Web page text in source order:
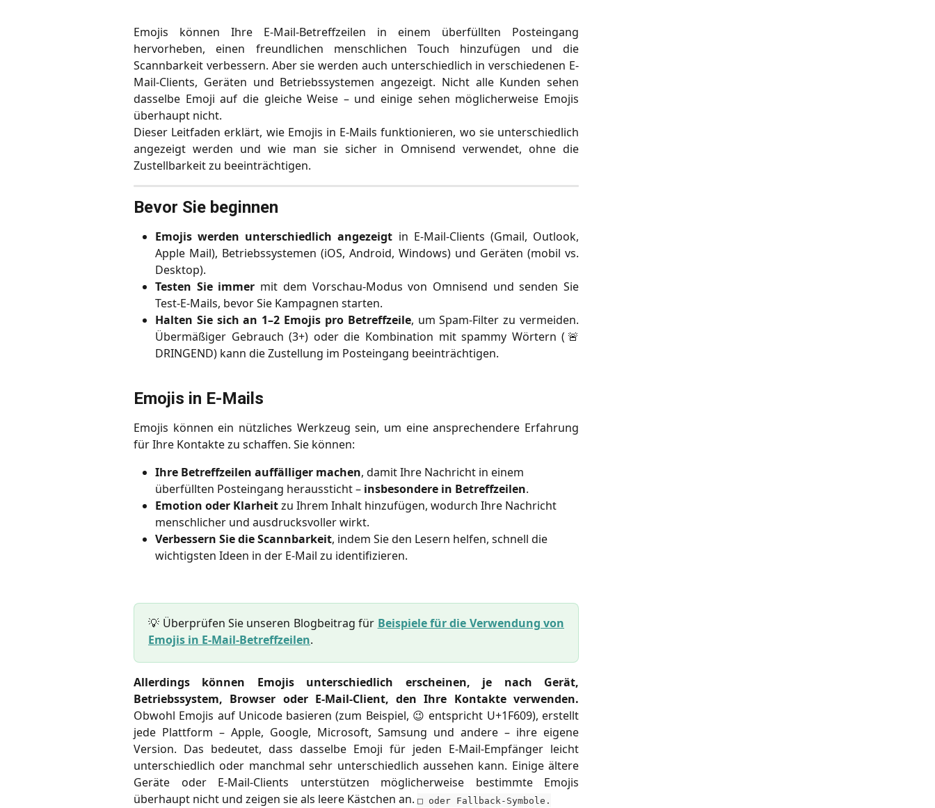
Emojis können Ihre E-Mail-Betreffzeilen in einem überfüllten Posteingang
hervorheben, einen freundlichen menschlichen Touch hinzufügen und die
Scannbarkeit verbessern. Aber sie werden auch unterschiedlich in verschiedenen E-
Mail-Clients, Geräten und Betriebssystemen angezeigt. Nicht alle Kunden sehen
dasselbe Emoji auf die gleiche Weise – und einige sehen möglicherweise Emojis
überhaupt nicht.
Dieser Leitfaden erklärt, wie Emojis in E-Mails funktionieren, wo sie unterschiedlich
angezeigt werden und wie man sie sicher in Omnisend verwendet, ohne die
Zustellbarkeit zu beeinträchtigen.
Bevor Sie beginnen
Emojis werden unterschiedlich angezeigt in E-Mail-Clients (Gmail, Outlook,
Apple Mail), Betriebssystemen (iOS, Android, Windows) und Geräten (mobil vs.
Desktop).
Testen Sie immer mit dem Vorschau-Modus von Omnisend und senden Sie
Test-E-Mails, bevor Sie Kampagnen starten.
Halten Sie sich an 1–2 Emojis pro Betreffzeile, um Spam-Filter zu vermeiden.
Übermäßiger Gebrauch (3+) oder die Kombination mit spammy Wörtern (🚨
DRINGEND) kann die Zustellung im Posteingang beeinträchtigen.
Emojis in E-Mails
Emojis können ein nützliches Werkzeug sein, um eine ansprechendere Erfahrung
für Ihre Kontakte zu schaffen. Sie können:
Ihre Betreffzeilen auffälliger machen, damit Ihre Nachricht in einem
überfüllten Posteingang heraussticht – insbesondere in Betreffzeilen.
Emotion oder Klarheit zu Ihrem Inhalt hinzufügen, wodurch Ihre Nachricht
menschlicher und ausdrucksvoller wirkt.
Verbessern Sie die Scannbarkeit, indem Sie den Lesern helfen, schnell die
wichtigsten Ideen in der E-Mail zu identifizieren.
💡 Überprüfen Sie unseren Blogbeitrag für Beispiele für die Verwendung von
Emojis in E-Mail-Betreffzeilen.
Allerdings können Emojis unterschiedlich erscheinen, je nach Gerät,
Betriebssystem, Browser oder E-Mail-Client, den Ihre Kontakte verwenden.
Obwohl Emojis auf Unicode basieren (zum Beispiel, 😉 entspricht U+1F609), erstellt
jede Plattform – Apple, Google, Microsoft, Samsung und andere – ihre eigene
Version. Das bedeutet, dass dasselbe Emoji für jeden E-Mail-Empfänger leicht
unterschiedlich oder manchmal sehr unterschiedlich aussehen kann. Einige ältere
Geräte oder E-Mail-Clients unterstützen möglicherweise bestimmte Emojis
überhaupt nicht und zeigen sie als leere Kästchen an. □ oder Fallback-Symbole.